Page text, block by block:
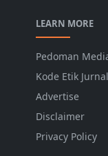
LEARN MORE
Pedoman
Kode Etik
Advertise
Disclaimer
Privacy Policy